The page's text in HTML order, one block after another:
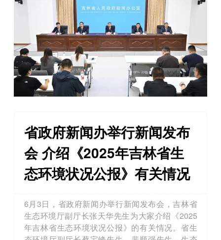
省政府新闻办举行新闻发布
会 介绍《2025年吉林省生
态环境状况公报》有关情况
6月3日，省政府新闻办举行新闻发布会，吉林省
生态环境厅副厅长张天华先生为大家介绍《2025
年吉林省生态环境状况公报》的有关情况。省生